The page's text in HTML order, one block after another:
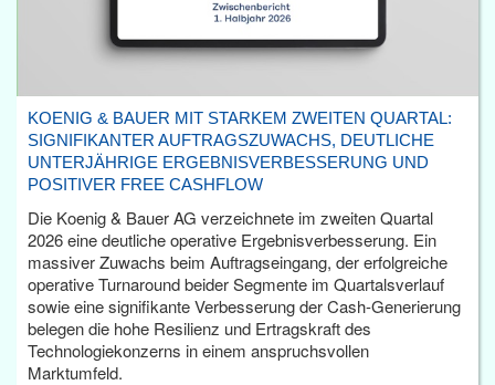
KOENIG & BAUER MIT STARKEM ZWEITEN QUARTAL:
SIGNIFIKANTER AUFTRAGSZUWACHS, DEUTLICHE
UNTERJÄHRIGE ERGEBNISVERBESSERUNG UND
POSITIVER FREE CASHFLOW
Die Koenig & Bauer AG verzeichnete im zweiten Quartal
2026 eine deutliche operative Ergebnisverbesserung. Ein
massiver Zuwachs beim Auftragseingang, der erfolgreiche
operative Turnaround beider Segmente im Quartalsverlauf
sowie eine signifikante Verbesserung der Cash-Generierung
belegen die hohe Resilienz und Ertragskraft des
Technologiekonzerns in einem anspruchsvollen
Marktumfeld.